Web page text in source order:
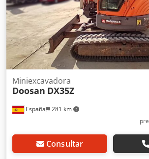
España 281 km
Miniexcavadora
Doosan DX35Z
Consultar